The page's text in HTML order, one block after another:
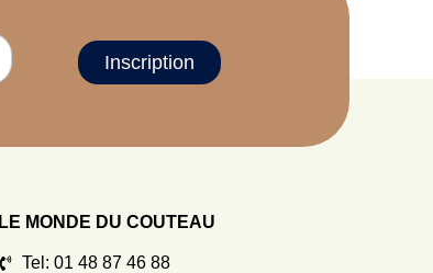
Inscription
LE MONDE DU COUTEAU
Tel: 01 48 87 46 88